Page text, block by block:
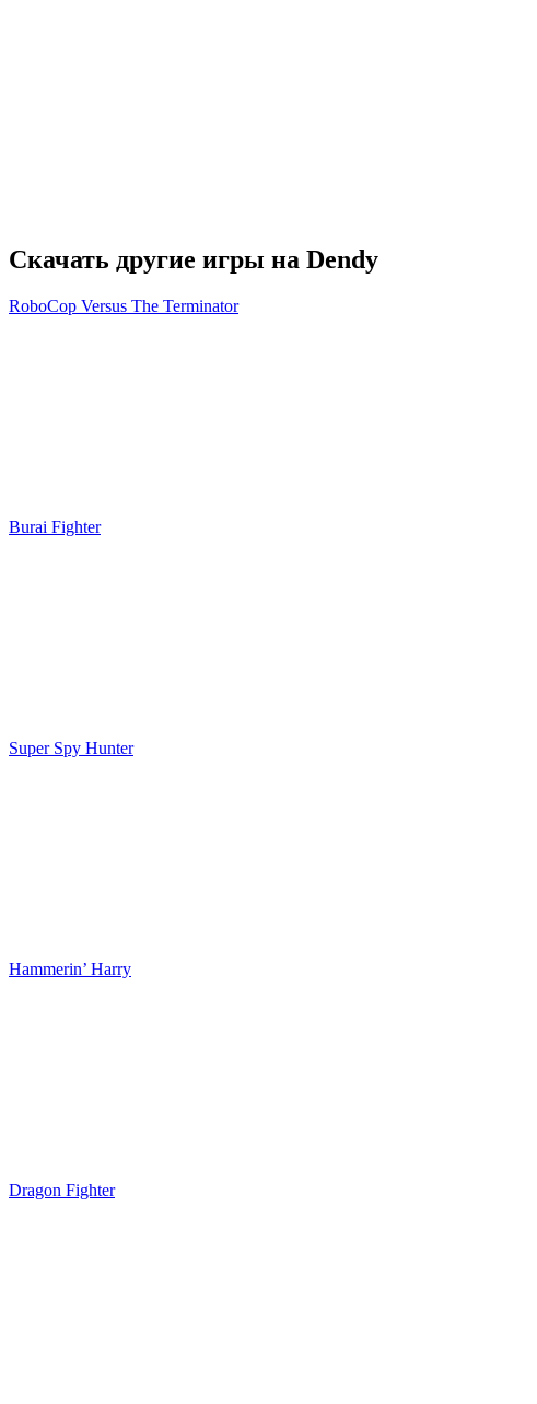
Скачать другие игры на Dendy
RoboCop Versus The Terminator
Burai Fighter
Super Spy Hunter
Hammerin’ Harry
Dragon Fighter